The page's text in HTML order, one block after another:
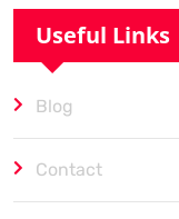
Useful Links
Blog
Contact